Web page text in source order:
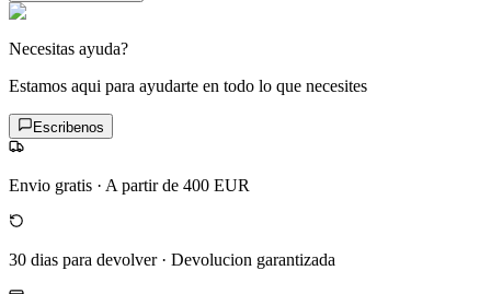
Necesitas ayuda?
Estamos aqui para ayudarte en todo lo que necesites
Escribenos
Envio gratis · A partir de 400 EUR
30 dias para devolver· Devolucion garantizada